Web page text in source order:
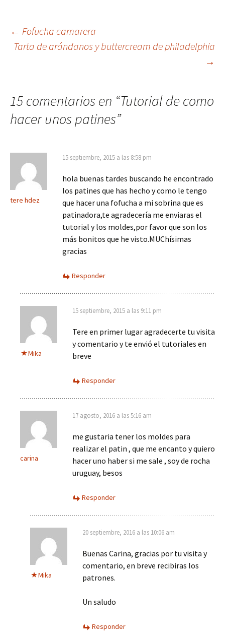
Navegación
entradas
← Fofucha camarera
Tarta de arándanos y buttercream de philadelphia
→
15 comentarios en “Tutorial de como
hacer unos patines”
tere hdez
15 septiembre, 2015 a las 8:58 pm
hola buenas tardes buscando he encontrado
los patines que has hecho y como le tengo
que hacer una fofucha a mi sobrina que es
patinadora,te agradecería me enviaras el
tutorial y los moldes,por favor que son los
más bonitos que he visto.MUChísimas
gracias
Responder
Mika
15 septiembre, 2015 a las 9:11 pm
Tere en primer lugar agradecerte tu visita
y comentario y te envió el tutoriales en
breve
Responder
carina
17 agosto, 2016 a las 5:16 am
me gustaria tener los moldes para
realizar el patin , que me encanto y quiero
hacer uno haber si me sale , soy de rocha
uruguay, besos
Responder
Mika
20 septiembre, 2016 a las 10:06 am
Buenas Carina, gracias por tu visita y
comentario, en breve recibiras los
patrones.
Un saludo
Responder